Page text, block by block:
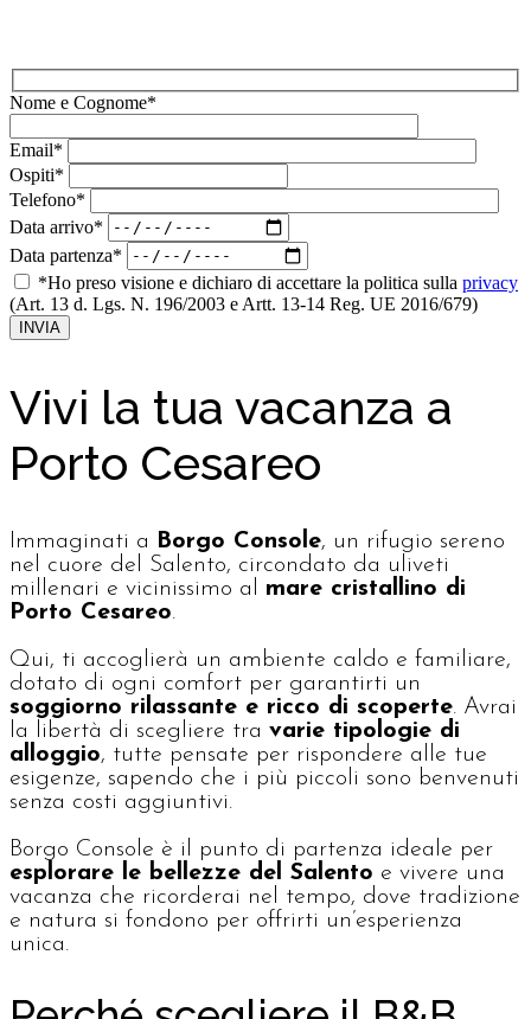
Nome e Cognome*
Email*
Ospiti*
Telefono*
Data arrivo*
Data partenza*
*Ho preso visione e dichiaro di accettare la politica sulla privacy
(Art. 13 d. Lgs. N. 196/2003 e Artt. 13-14 Reg. UE 2016/679)
INVIA
Vivi la tua vacanza a
Porto Cesareo
Immaginati a Borgo Console, un rifugio sereno
nel cuore del Salento, circondato da uliveti
millenari e vicinissimo al mare cristallino di
Porto Cesareo.
Qui, ti accoglierà un ambiente caldo e familiare,
dotato di ogni comfort per garantirti un
soggiorno rilassante e ricco di scoperte. Avrai
la libertà di scegliere tra varie tipologie di
alloggio, tutte pensate per rispondere alle tue
esigenze, sapendo che i più piccoli sono benvenuti
senza costi aggiuntivi.
Borgo Console è il punto di partenza ideale per
esplorare le bellezze del Salento e vivere una
vacanza che ricorderai nel tempo, dove tradizione
e natura si fondono per offrirti un’esperienza
unica.